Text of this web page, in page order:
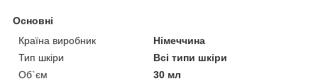
Основні
Країна виробник
Німеччина
Тип шкіри
Всі типи шкіри
Об`єм
30 мл